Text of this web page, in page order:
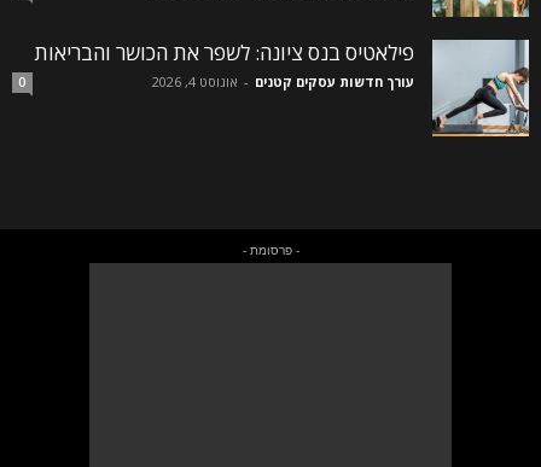
פילאטיס בנס ציונה: לשפר את הכושר והבריאות
עורך חדשות עסקים קטנים - אוגוסט 4, 2026 0
- פרסומת -